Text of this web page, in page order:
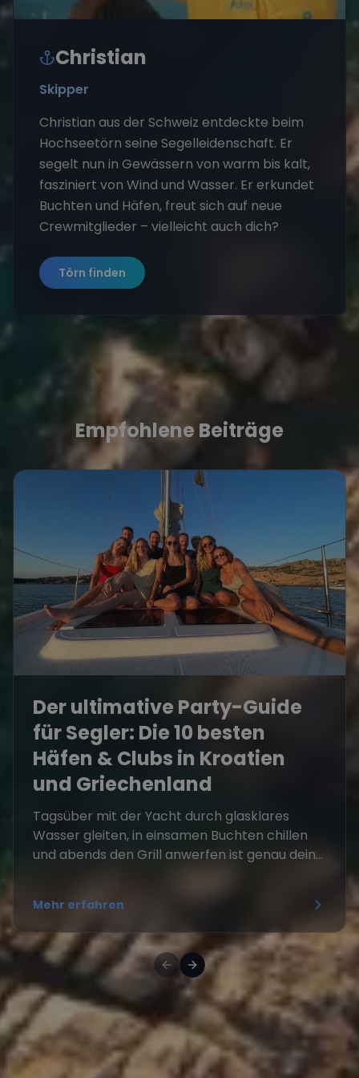
Christian
Skipper
Christian aus der Schweiz entdeckte beim
Hochseetörn seine Segelleidenschaft. Er
segelt nun in Gewässern von warm bis kalt,
fasziniert von Wind und Wasser. Er erkundet
Buchten und Häfen, freut sich auf neue
Crewmitglieder – vielleicht auch dich?
Törn finden
Empfohlene Beiträge
Der ultimative Party-Guide
für Segler: Die 10 besten
Häfen & Clubs in Kroatien
und Griechenland
Tagsüber mit der Yacht durch glasklares
Wasser gleiten, in einsamen Buchten chillen
und abends den Grill anwerfen ist genau dein...
Mehr erfahren